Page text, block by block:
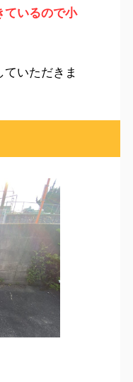
ているので小
いただきま